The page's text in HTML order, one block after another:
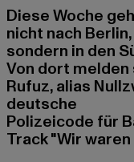
Diese Woche
nicht nach
sondern in den
Von dort melden
Rufuz, alias
deutsche
Polizeicode für
Track "Wir